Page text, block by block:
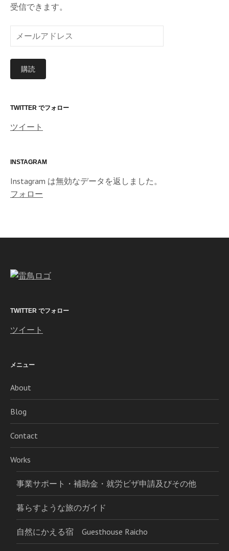
受信できます。
ー
ル
ド
ス
購読
TWITTER でフォロー
ツイート
INSTAGRAM
Instagram は無効なデータを返しました。
フォロー
TWITTER でフォロー
ツイート
メニュー
About
Blog
Contact
Works
事業サポート・補助金・就労ビザ申請及びその他
暮らすような旅のガイド
自然にかえる宿 Guesthouse Raicho